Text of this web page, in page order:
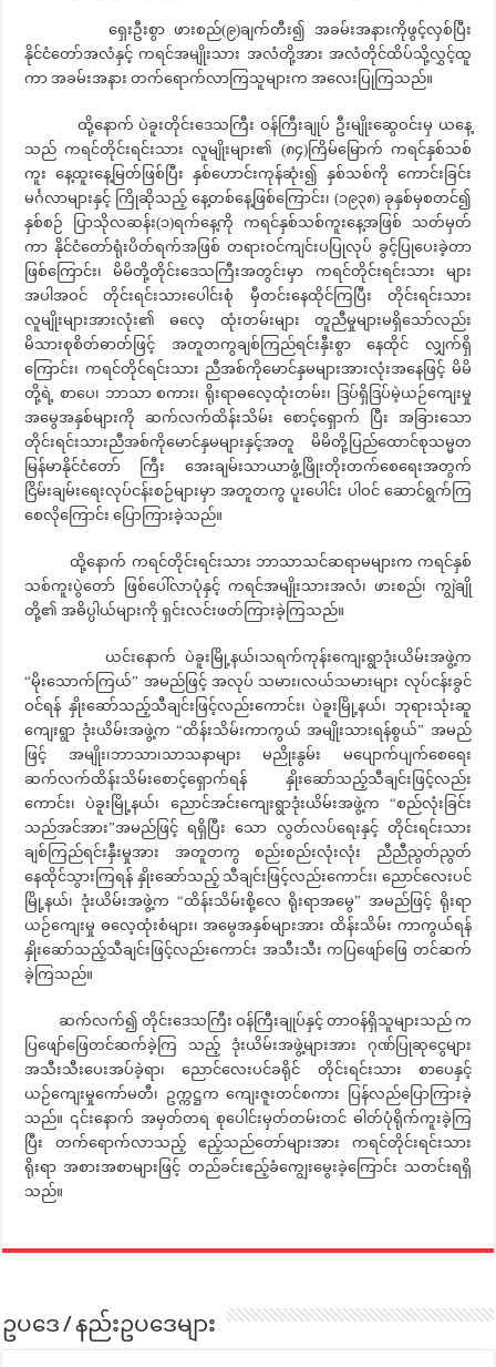
ရှေးဦးစွာ ဖားစည်(၉)ချက်တီး၍ အခမ်းအနားကိုဖွင့်လှစ်ပြီး
နိုင်ငံတော်အလံနှင့် ကရင်အမျိုးသား အလံတို့အား အလံတိုင်ထိပ်သို့လွှင့်ထူ
ကာ အခမ်းအနား တက်ရောက်လာကြသူများက အလေးပြုကြသည်။
ထို့နောက် ပဲခူးတိုင်းဒေသကြီး ဝန်ကြီးချုပ် ဦးမျိုးဆွေဝင်းမှ ယနေ့
သည် ကရင်တိုင်းရင်းသား လူမျိုးများ၏ (၈၄)ကြိမ်မြောက် ကရင်နှစ်သစ်
ကူး နေ့ထူးနေ့မြတ်ဖြစ်ပြီး နှစ်ဟောင်းကုန်ဆုံး၍ နှစ်သစ်ကို ကောင်းခြင်း
မင်္ဂလာများနှင့် ကြိုဆိုသည့် နေ့တစ်နေ့ဖြစ်ကြောင်း၊ (၁၉၃၈) ခုနှစ်မှစတင်၍
နှစ်စဉ် ပြာသိုလဆန်း(၁)ရက်နေ့ကို ကရင်နှစ်သစ်ကူးနေ့အဖြစ် သတ်မှတ်
ကာ နိုင်ငံတော်ရုံးပိတ်ရက်အဖြစ် တရားဝင်ကျင်းပပြုလုပ် ခွင့်ပြုပေးခဲ့တာ
ဖြစ်ကြောင်း၊ မိမိတို့တိုင်းဒေသကြီးအတွင်းမှာ ကရင်တိုင်းရင်းသား များ
အပါအဝင် တိုင်းရင်းသားပေါင်းစုံ မှီတင်းနေထိုင်ကြပြီး တိုင်းရင်းသား
လူမျိုးများအားလုံး၏ ဓလေ့ ထုံးတမ်းများ တူညီမှုများမရှိသော်လည်း
မိသားစုစိတ်ဓာတ်ဖြင့် အတူတကွချစ်ကြည်ရင်းနှီးစွာ နေထိုင် လျှက်ရှိ
ကြောင်း၊ ကရင်တိုင်ရင်းသား ညီအစ်ကိုမောင်နှမများအားလုံးအနေဖြင့် မိမိ
တို့ရဲ့ စာပေ၊ ဘာသာ စကား၊ ရိုးရာဓလေ့ထုံးတမ်း၊ ဒြပ်ရှိဒြပ်မဲ့ယဉ်ကျေးမှု
အမွေအနှစ်များကို ဆက်လက်ထိန်းသိမ်း စောင့်ရှောက် ပြီး အခြားသော
တိုင်းရင်းသားညီအစ်ကိုမောင်နှမများနှင့်အတူ မိမိတို့ပြည်ထောင်စုသမ္မတ
မြန်မာနိုင်ငံတော် ကြီး အေးချမ်းသာယာဖွံ့ဖြိုးတိုးတက်စေရေးအတွက်
ငြိမ်းချမ်းရေးလုပ်ငန်းစဉ်များမှာ အတူတကွ ပူးပေါင်း ပါဝင် ဆောင်ရွက်ကြ
စေလိုကြောင်း ပြောကြားခဲ့သည်။
ထို့နောက် ကရင်တိုင်းရင်းသား ဘာသာသင်ဆရာမများက ကရင်နှစ်
သစ်ကူးပွဲတော် ဖြစ်ပေါ်လာပုံနှင့် ကရင်အမျိုးသားအလံ၊ ဖားစည်၊ ကျွဲချို
တို့၏ အဓိပ္ပါယ်များကို ရှင်းလင်းဖတ်ကြားခဲ့ကြသည်။
ယင်းနောက် ပဲခူးမြို့နယ်၊သရက်ကုန်းကျေးရွာဒုံးယိမ်းအဖွဲ့က
“မိုးသောက်ကြယ်” အမည်ဖြင့် အလုပ် သမား၊လယ်သမားများ လုပ်ငန်းခွင်
ဝင်ရန် နှိုးဆော်သည့်သီချင်းဖြင့်လည်းကောင်း၊ ပဲခူးမြို့နယ်၊ ဘုရားသုံးဆူ
ကျေးရွာ ဒုံးယိမ်းအဖွဲ့က “ထိန်းသိမ်းကာကွယ် အမျိုးသားရန်စွယ်” အမည်
ဖြင့် အမျိုး၊ဘာသာ၊သာသနာများ မညိုးနွမ်း မပျောက်ပျက်စေရေး
ဆက်လက်ထိန်းသိမ်းစောင့်ရှောက်ရန် နှိုးဆော်သည့်သီချင်းဖြင့်လည်း
ကောင်း၊ ပဲခူးမြို့နယ်၊ ညောင်အင်းကျေးရွာဒုံးယိမ်းအဖွဲ့က “စည်လုံးခြင်း
သည်အင်အား”အမည်ဖြင့် ရရှိပြီး သော လွတ်လပ်ရေးနှင့် တိုင်းရင်းသား
ချစ်ကြည်ရင်းနှီးမှုအား အတူတကွ စည်းစည်းလုံးလုံး ညီညီညွတ်ညွတ်
နေထိုင်သွားကြရန် နှိုးဆော်သည့် သီချင်းဖြင့်လည်းကောင်း၊ ညောင်လေးပင်
မြို့နယ်၊ ဒုံးယိမ်းအဖွဲ့က “ထိန်းသိမ်းစို့လေ ရိုးရာအမွေ” အမည်ဖြင့် ရိုးရာ
ယဉ်ကျေးမှု ဓလေ့ထုံးစံများ၊ အမွေအနှစ်များအား ထိန်းသိမ်း ကာကွယ်ရန်
နှိုးဆော်သည့်သီချင်းဖြင့်လည်းကောင်း အသီးသီး ကပြဖျော်ဖြေ တင်ဆက်
ခဲ့ကြသည်။
ဆက်လက်၍ တိုင်းဒေသကြီး ဝန်ကြီးချုပ်နှင့် တာဝန်ရှိသူများသည် က
ပြဖျော်ဖြေတင်ဆက်ခဲ့ကြ သည့် ဒုံးယိမ်းအဖွဲ့များအား ဂုဏ်ပြုဆုငွေများ
အသီးသီးပေးအပ်ခဲ့ရာ၊ ညောင်လေးပင်ခရိုင် တိုင်းရင်းသား စာပေနှင့်
ယဉ်ကျေးမှုကော်မတီ၊ ဥက္ကဋ္ဌက ကျေးဇူးတင်စကား ပြန်လည်ပြောကြားခဲ့
သည်။ ၎င်းနောက် အမှတ်တရ စုပေါင်းမှတ်တမ်းတင် ဓါတ်ပုံရိုက်ကူးခဲ့ကြ
ပြီး တက်ရောက်လာသည့် ဧည့်သည်တော်များအား ကရင်တိုင်းရင်းသား
ရိုးရာ အစားအစာများဖြင့် တည်ခင်းဧည့်ခံကျွေးမွေးခဲ့ကြောင်း သတင်းရရှိ
သည်။
ဥပဒေ / နည်းဥပဒေများ